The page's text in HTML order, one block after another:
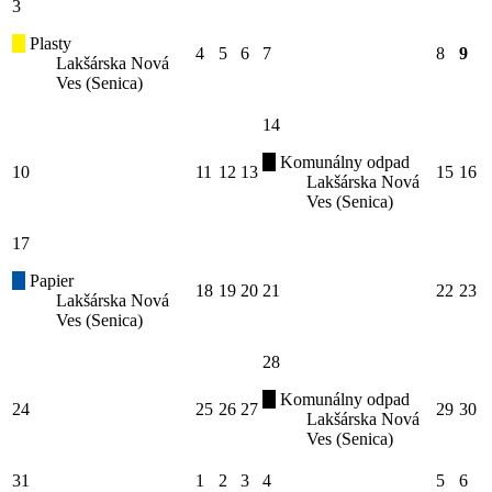
3
Plasty
Lakšárska Nová
Ves (Senica)
4 5 6 7 8 9
10 11 12 13
14
Komunálny odpad
Lakšárska Nová
Ves (Senica)
15 16
17
Papier
Lakšárska Nová
Ves (Senica)
18 19 20 21 22 23
24 25 26 27
28
Komunálny odpad
Lakšárska Nová
Ves (Senica)
29 30
31 1 2 3 4 5 6